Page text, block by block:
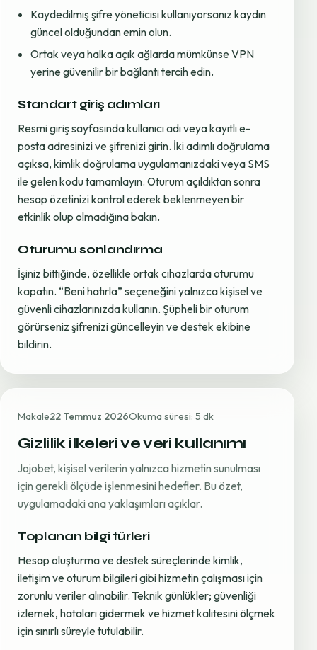
Kaydedilmiş şifre yöneticisi kullanıyorsanız kaydın
güncel olduğundan emin olun.
Ortak veya halka açık ağlarda mümkünse VPN
yerine güvenilir bir bağlantı tercih edin.
Standart giriş adımları
Resmi giriş sayfasında kullanıcı adı veya kayıtlı e-
posta adresinizi ve şifrenizi girin. İki adımlı doğrulama
açıksa, kimlik doğrulama uygulamanızdaki veya SMS
ile gelen kodu tamamlayın. Oturum açıldıktan sonra
hesap özetinizi kontrol ederek beklenmeyen bir
etkinlik olup olmadığına bakın.
Oturumu sonlandırma
İşiniz bittiğinde, özellikle ortak cihazlarda oturumu
kapatın. “Beni hatırla” seçeneğini yalnızca kişisel ve
güvenli cihazlarınızda kullanın. Şüpheli bir oturum
görürseniz şifrenizi güncelleyin ve destek ekibine
bildirin.
Makale22 Temmuz 2026Okuma süresi: 5 dk
Gizlilik ilkeleri ve veri kullanımı
Jojobet, kişisel verilerin yalnızca hizmetin sunulması
için gerekli ölçüde işlenmesini hedefler. Bu özet,
uygulamadaki ana yaklaşımları açıklar.
Toplanan bilgi türleri
Hesap oluşturma ve destek süreçlerinde kimlik,
iletişim ve oturum bilgileri gibi hizmetin çalışması için
zorunlu veriler alınabilir. Teknik günlükler; güvenliği
izlemek, hataları gidermek ve hizmet kalitesini ölçmek
için sınırlı süreyle tutulabilir.